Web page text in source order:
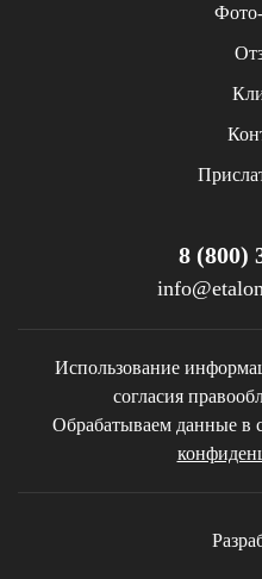
8 (800)
Использование
согласия
Обрабатываем данные в